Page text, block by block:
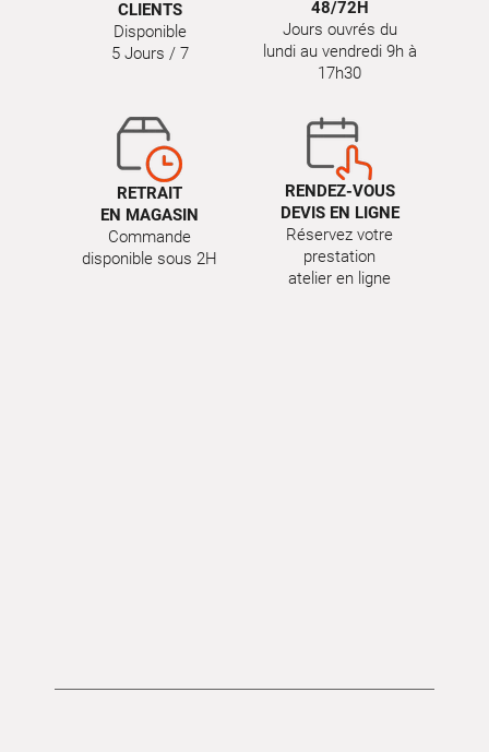
CLIENTS
Disponible
5 Jours / 7
48/72H
Jours ouvrés du
lundi au vendredi 9h à
17h30
RETRAIT
EN MAGASIN
Commande
disponible sous 2H
RENDEZ-VOUS
DEVIS EN LIGNE
Réservez votre
prestation
atelier en ligne